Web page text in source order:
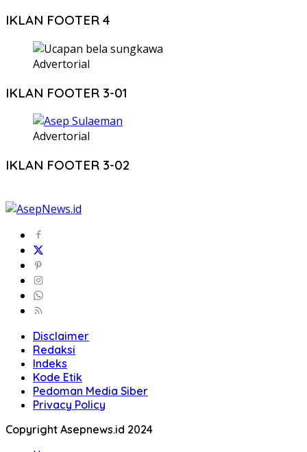
IKLAN FOOTER 4
Advertorial
IKLAN FOOTER 3-01
Advertorial
IKLAN FOOTER 3-02
Disclaimer
Redaksi
Indeks
Kode Etik
Pedoman Media Siber
Privacy Policy
Copyright Asepnews.id 2024